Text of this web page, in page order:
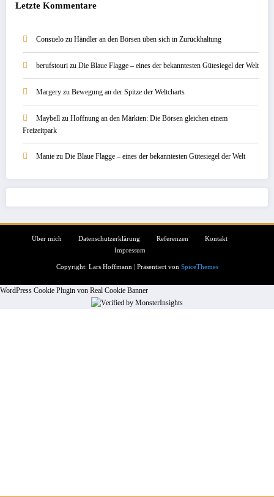
Letzte Kommentare
Consuelo zu Händler an den Börsen üben sich in Zurückhaltung
berufstouri zu Die Blaue Flagge – eines der bekanntesten Gütesiegel der Welt
Margery zu Bewegung an der Spitze der Weltcharts
Maybell zu Hoffnung an den Märkten: Die Börsen gleichen einem
Freizeitpark
Manie zu Die Blaue Flagge – eines der bekanntesten Gütesiegel der Welt
Über mich Datenschutzerklärung Referenzen
Kontakt
Impressum
Copyright: Lars Hoffmann | Präsentiert von SpiceThemes
WordPress Cookie Plugin von Real Cookie Banner